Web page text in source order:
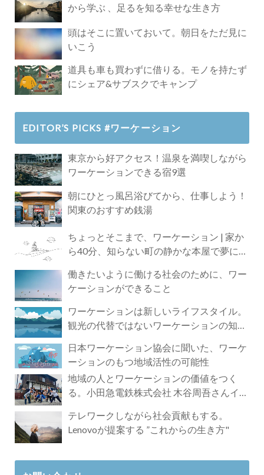
から学ぶ 、足るを知る幸せな生き方
頭はそこに置いておいて。朝日をただ見に
いこう
道具も車も買わずに借りる。モノを持たず
にシェア&サブスクでキャンプ
EDITOR’S PICKS #ワーケーション
東京から好アクセス！温泉を満喫しながら
ワーケーションできる宿9選
朝にひとっ風呂浴びてから、仕事しよう！
関東のおすすめ銭湯
ちょっとそこまで、ワーケーション | 家か
ら40分、知らない町の静かな本屋で夢に近
働きたいように働ける社会のために、ワー
ケーションができること
ワーケーションは新しいライフスタイル。
観光の代替ではないワーケーションの知ら
日本ワーケーション協会に聞いた、ワーケ
ーションのもつ地域活性の可能性
地域の人とワーケーションの価値をつく
る。小田急電鉄株式会社 木谷周吾さんイン
テレワークしながら社会貢献もする。
Lenovoが提案する ”これからの生き方"